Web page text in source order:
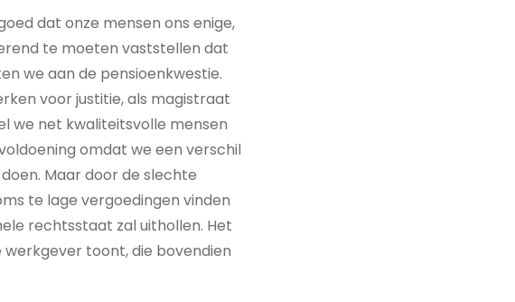
dat onze mensen ons enige,
te moeten vaststellen dat
we aan de pensioenkwestie.
voor justitie, als magistraat
we net kwaliteitsvolle mensen
omdat we een verschil
Maar door de slechte
te lage vergoedingen vinden
rechtsstaat zal uithollen. Het
toont, die bovendien